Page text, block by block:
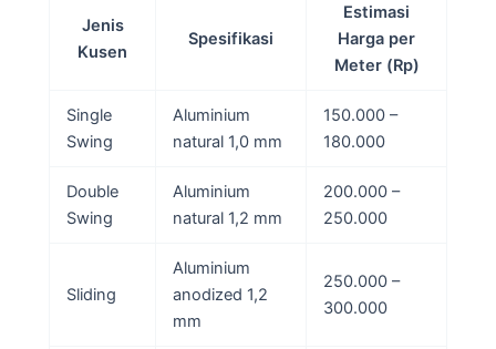
Jenis
Kusen
Spesifikasi
Estimasi
Harga per
Meter (Rp)
Single
Swing
Aluminium
natural 1,0 mm
150.000 –
180.000
Double
Swing
Aluminium
natural 1,2 mm
200.000 –
250.000
Sliding
Aluminium
anodized 1,2
mm
250.000 –
300.000